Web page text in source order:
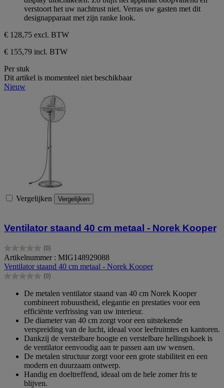
verstoort het uw nachtrust niet. Verras uw gasten met dit
designapparaat met zijn ranke look.
€ 128,75 excl. BTW
€ 155,79 incl. BTW
Per stuk
Dit artikel is momenteel niet beschikbaar
Nieuw
Vergelijken Vergelijken
Ventilator staand 40 cm metaal - Norek Kooper
(0)
0.0
van
de
5
Artikelnummer : MIG148929088
Ventilator staand 40 cm metaal - Norek Kooper
(0)
0.0
sterren.
De metalen ventilator staand van 40 cm Norek Kooper
combineert robuustheid, elegantie en prestaties voor een
efficiënte verfrissing van uw interieur.
De diameter van 40 cm zorgt voor een uitstekende
verspreiding van de lucht, ideaal voor leefruimtes en kantoren.
Dankzij de verstelbare hoogte en verstelbare hellingshoek is
de ventilator eenvoudig aan te passen aan uw wensen.
De metalen structuur zorgt voor een grote stabiliteit en een
modern en duurzaam ontwerp.
Handig en doeltreffend, ideaal om de hele zomer fris te
blijven.